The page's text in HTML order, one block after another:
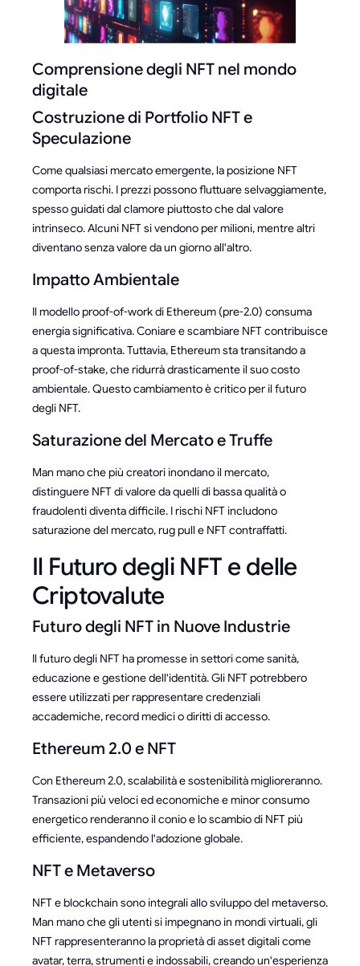
Comprensione degli NFT nel mondo
digitale
Costruzione di Portfolio NFT e
Speculazione
Come qualsiasi mercato emergente, la posizione NFT
comporta rischi. I prezzi possono fluttuare selvaggiamente,
spesso guidati dal clamore piuttosto che dal valore
intrinseco. Alcuni NFT si vendono per milioni, mentre altri
diventano senza valore da un giorno all'altro.
Impatto Ambientale
Il modello proof-of-work di Ethereum (pre-2.0) consuma
energia significativa. Coniare e scambiare NFT contribuisce
a questa impronta. Tuttavia, Ethereum sta transitando a
proof-of-stake, che ridurrà drasticamente il suo costo
ambientale. Questo cambiamento è critico per il futuro
degli NFT.
Saturazione del Mercato e Truffe
Man mano che più creatori inondano il mercato,
distinguere NFT di valore da quelli di bassa qualità o
fraudolenti diventa difficile. I rischi NFT includono
saturazione del mercato, rug pull e NFT contraffatti.
Il Futuro degli NFT e delle
Criptovalute
Futuro degli NFT in Nuove Industrie
Il futuro degli NFT ha promesse in settori come sanità,
educazione e gestione dell'identità. Gli NFT potrebbero
essere utilizzati per rappresentare credenziali
accademiche, record medici o diritti di accesso.
Ethereum 2.0 e NFT
Con Ethereum 2.0, scalabilità e sostenibilità miglioreranno.
Transazioni più veloci ed economiche e minor consumo
energetico renderanno il conio e lo scambio di NFT più
efficiente, espandendo l'adozione globale.
NFT e Metaverso
NFT e blockchain sono integrali allo sviluppo del metaverso.
Man mano che gli utenti si impegnano in mondi virtuali, gli
NFT rappresenteranno la proprietà di asset digitali come
avatar, terra, strumenti e indossabili, creando un'esperienza